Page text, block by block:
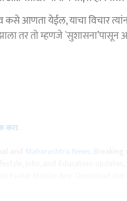
कसे आणता येईल, याचा विचार
तर तो म्हणजे
करा.
Maharashtra News